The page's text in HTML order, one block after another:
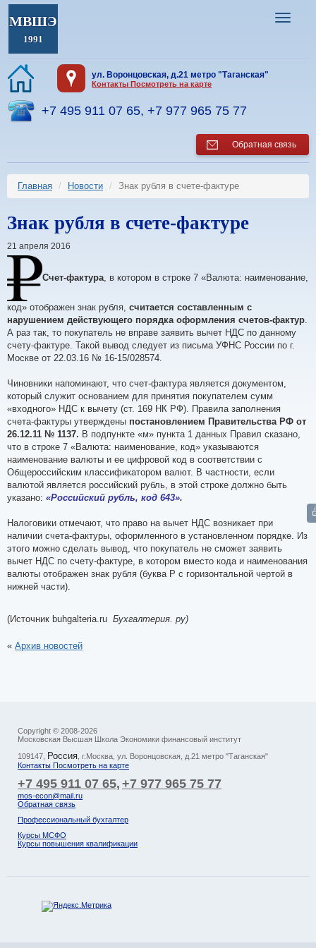
МВШЭ
1991
ул. Воронцовская, д.21 метро "Таганская"
Контакты Посмотреть на карте
+7 495 911 07 65, +7 977 965 75 77
Обратная связь
Главная Новости Знак рубля в счете-фактуре
Знак рубля в счете-фактуре
21 апреля 2016
Счет-фактура , в котором в строке 7 «Валюта: наименование,
код» отображен знак рубля, считается составленным с
нарушением действующего порядка оформления счетов-фактур.
А раз так, то покупатель не вправе заявить вычет НДС по данному
счету-фактуре. Такой вывод следует из письма УФНС России по г.
Москве от 22.03.16 № 16-15/028574.
Чиновники напоминают, что счет-фактура является документом,
который служит основанием для принятия покупателем сумм
«входного» НДС к вычету (ст. 169 НК РФ). Правила заполнения
счета-фактуры утверждены постановлением Правительства РФ от
26.12.11 № 1137. В подпункте «м» пункта 1 данных Правил сказано,
что в строке 7 «Валюта: наименование, код» указываются
наименование валюты и ее цифровой код в соответствии с
Общероссийским классификатором валют. В частности, если
валютой является российский рубль, в этой строке должно быть
указано: «Российский рубль, код 643».
Налоговики отмечают, что право на вычет НДС возникает при
наличии счета-фактуры, оформленного в установленном порядке. Из
этого можно сделать вывод, что покупатель не сможет заявить
вычет НДС по счету-фактуре, в котором вместо кода и наименования
валюты отображен знак рубля (буква Р с горизонтальной чертой в
нижней части).
(Источник buhgalteria.ru Бухгалтерия. ру)
« Архив новостей
Copyright © 2008-2026
Московская Высшая Школа Экономики финансовый институт
109147
Россия , г. Москва ул. Воронцовская, д.21 метро "Таганская"
Контакты Посмотреть на карте
+7 495 911 07 65, +7 977 965 75 77
mos-econ@mail.ru
Обратная связь
Профессиональный бухгалтер
Курсы МСФО
Курсы повышения квалификации